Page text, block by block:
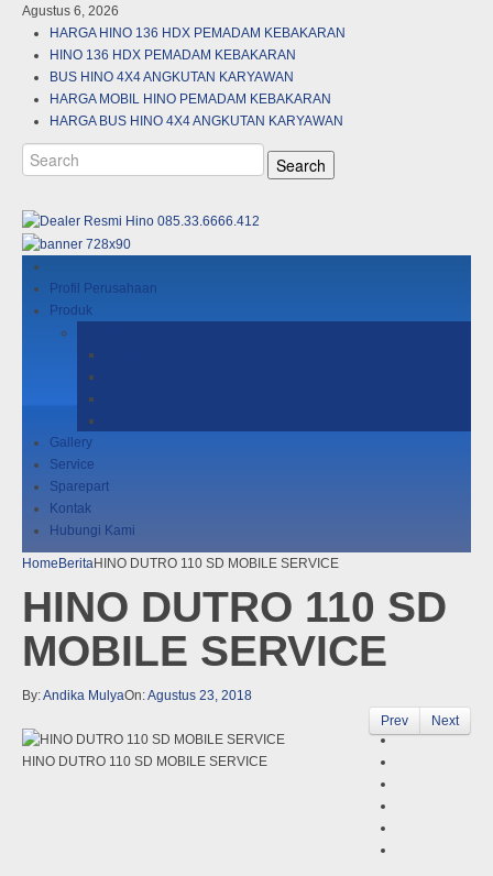
Agustus 6, 2026
HARGA HINO 136 HDX PEMADAM KEBAKARAN
HINO 136 HDX PEMADAM KEBAKARAN
BUS HINO 4X4 ANGKUTAN KARYAWAN
HARGA MOBIL HINO PEMADAM KEBAKARAN
HARGA BUS HINO 4X4 ANGKUTAN KARYAWAN
Profil Perusahaan
Produk
Gallery
Service
Sparepart
Kontak
Hubungi Kami
HomeBeritaHINO DUTRO 110 SD MOBILE SERVICE
HINO DUTRO 110 SD
MOBILE SERVICE
By:Andika MulyaOn:Agustus 23, 2018
Prev
Next
HINO DUTRO 110 SD MOBILE SERVICE